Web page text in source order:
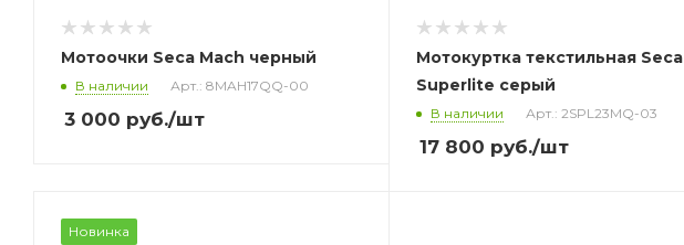
Мотоочки Seca Mach черный
В наличии Арт.: 8MAH17QQ-00
3 000 руб./шт
Мотокуртка текстильная Seca
Superlite серый
В наличии Арт.: 2SPL23MQ-03
17 800 руб./шт
Новинка